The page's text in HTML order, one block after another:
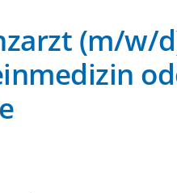
(m/w/